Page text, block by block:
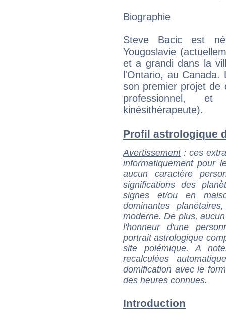
Biographie
Steve Bacic est
Yougoslavie
et a grandi dans la
l'Ontario, au
son premier projet de
professionnel,
kinésithérapeute).
Profil astrologique
Avertissement: ces
informatiquement pour
aucun caractère
significations des
signes et/ou en
dominantes
moderne. De plus,
l'honneur d'une
portrait astrologique
site polémique. A
recalculées
domification avec le
des heures connues.
Introduction